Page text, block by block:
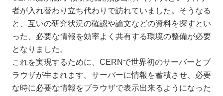
者が入れ替わり立ち代わりで訪れていました。そうなる
と、互いの研究状況の確認や論文などの資料を探すとい
った、必要な情報を効率よく共有する環境の整備が必要
となりました。
これを実現するために、CERNで世界初のサーバーとブ
ラウザが生まれます。サーバーに情報を蓄積させ、必要
な時に必要な情報をブラウザで表示出来るようになった